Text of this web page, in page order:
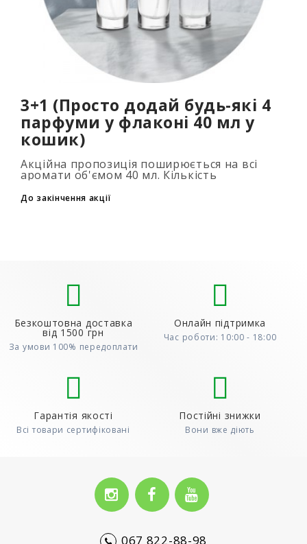
3+1 (Просто додай будь-які 4
парфуми у флаконі 40 мл у
кошик)
Акційна пропозиція поширюється на всі
аромати об'ємом 40 мл. Кількість
6+2, 9+3) Для того, щоб скористатися акцією,
до..
До закінчення акції
Безкоштовна доставка
від 1500 грн
За умови 100% передоплати
Онлайн підтримка
Час роботи: 10:00 - 18:00
Гарантія якості
Всі товари сертифіковані
Постійні знижки
Вони вже діють
067 822-88-98